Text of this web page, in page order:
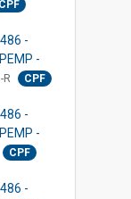
CPF
-
-
R CPF
-
-
CPF
-